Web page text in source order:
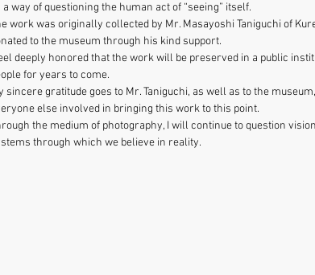
a way of questioning the human act of “seeing” itself.
work was originally collected by Mr. Masayoshi Taniguchi of
to the museum through his kind support.
deeply honored that the work will be preserved in a public
for years to come.
sincere gratitude goes to Mr. Taniguchi, as well as to the
else involved in bringing this work to this point.
the medium of photography, I will continue to question
through which we believe in reality.